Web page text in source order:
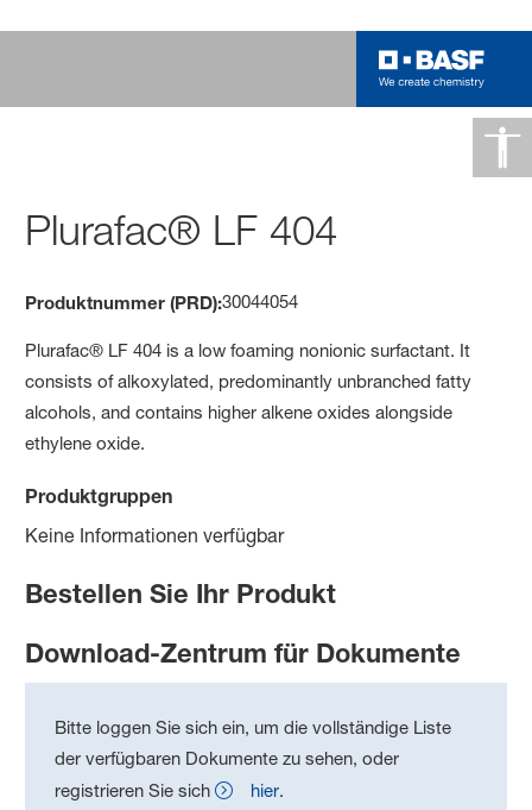
Plurafac® LF 404
Produktnummer (PRD):30044054
Plurafac® LF 404 is a low foaming nonionic surfactant. It
consists of alkoxylated, predominantly unbranched fatty
alcohols, and contains higher alkene oxides alongside
ethylene oxide.
Produktgruppen
Keine Informationen verfügbar
Bestellen Sie Ihr Produkt
Download-Zentrum für Dokumente
Bitte loggen Sie sich ein, um die vollständige Liste
der verfügbaren Dokumente zu sehen, oder
registrieren Sie sich
hier.